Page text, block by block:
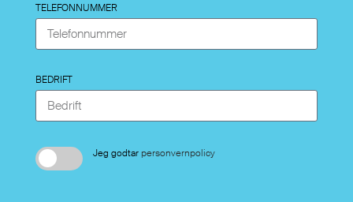
TELEFONNUMMER
BEDRIFT
Jeg godtar personvernpolicy